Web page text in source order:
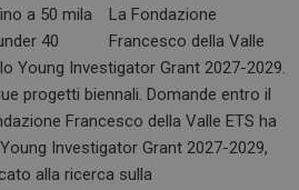
La Fondazione
Francesco della Valle
Young Investigator Grant 2027-2029.
progetti biennali. Domande entro il
Francesco della Valle ETS ha
Investigator Grant 2027-2029,
alla ricerca sulla
www.dailyhealthindustry.it
4
settimane
2 giorni